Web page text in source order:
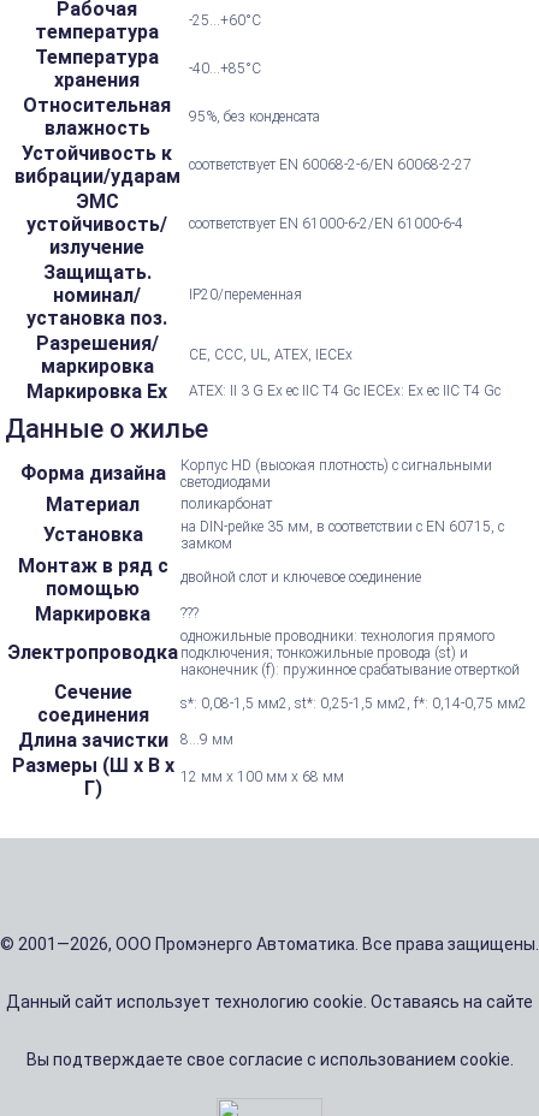
Рабочая
температура
-25...+60°С
Температура
хранения
-40...+85°С
Относительная
влажность
95%, без конденсата
Устойчивость к
вибрации/ударам
соответствует EN 60068-2-6/EN 60068-2-27
ЭМС
устойчивость/
излучение
соответствует EN 61000-6-2/EN 61000-6-4
Защищать.
номинал/
установка поз.
IP20/переменная
Разрешения/
маркировка
CE, CCC, UL, ATEX, IECEx
Маркировка Ex ATEX: II 3 G Ex ec IIC T4 Gc IECEx: Ex ec IIC T4 Gc
Данные о жилье
Форма дизайна
Корпус HD (высокая плотность) с сигнальными
светодиодами
Материал поликарбонат
Установка
на DIN-рейке 35 мм, в соответствии с EN 60715, с
замком
Монтаж в ряд с
помощью
двойной слот и ключевое соединение
Маркировка ???
Электропроводка
одножильные проводники: технология прямого
подключения; тонкожильные провода (st) и
наконечник (f): пружинное срабатывание отверткой
Сечение
соединения
s*: 0,08-1,5 мм2, st*: 0,25-1,5 мм2, f*: 0,14-0,75 мм2
Длина зачистки 8...9 мм
Размеры (Ш х В х
Г)
12 мм x 100 мм x 68 мм
© 2001—2026, ООО Промэнерго Автоматика. Все права защищены.
Данный сайт использует технологию cookie. Оставаясь на сайте
Вы подтверждаете свое согласие с использованием cookie.